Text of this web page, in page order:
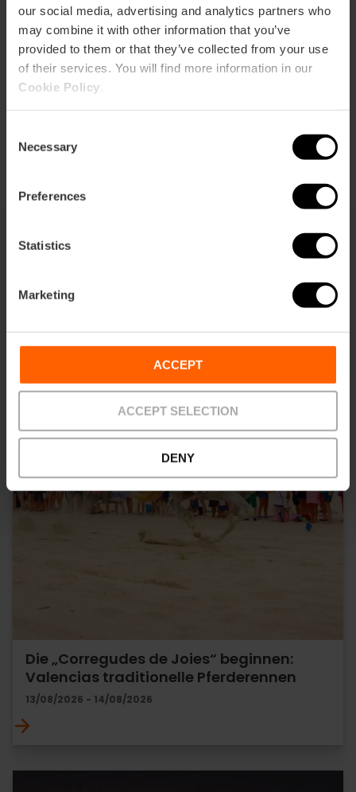
our social media, advertising and analytics partners who
may combine it with other information that you’ve
provided to them or that they’ve collected from your use
of their services. You will find more information in our
Cookie Policy
Selection
Necessary
Preferences
Statistics
Marketing
ACCEPT
ACCEPT SELECTION
DENY
Richtungen
Die „Corregudes de Joies“ beginnen:
Valencias traditionelle Pferderennen
13/08/2026 - 14/08/2026